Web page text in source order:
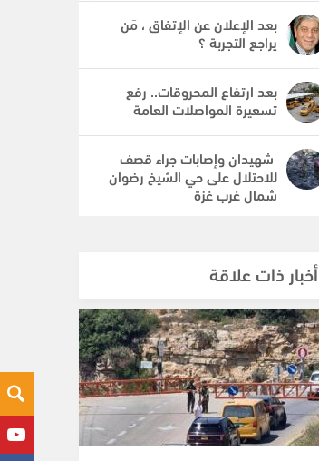
بعد الإعلان عن الإتفاق ، مَن
يراجع التجربة ؟
بعد ارتفاع المحروقات.. رفع
تسعيرة المواصلات العامة
شهيدان وإصابات جراء قصف
للاحتلال على حي الشيخ رضوان
شمال غرب غزة
أخبار ذات علاقة